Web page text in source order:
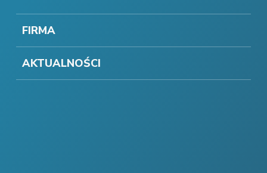
FIRMA
AKTUALNOŚCI